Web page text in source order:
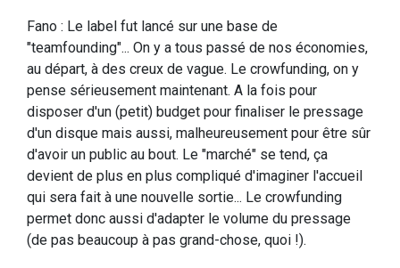
Fano : Le label fut lancé sur une base de
"teamfounding"... On y a tous passé de nos économies,
au départ, à des creux de vague. Le crowfunding, on y
pense sérieusement maintenant. A la fois pour
disposer d'un (petit) budget pour finaliser le pressage
d'un disque mais aussi, malheureusement pour être sûr
d'avoir un public au bout. Le "marché" se tend, ça
devient de plus en plus compliqué d'imaginer l'accueil
qui sera fait à une nouvelle sortie... Le crowfunding
permet donc aussi d'adapter le volume du pressage
(de pas beaucoup à pas grand-chose, quoi !).